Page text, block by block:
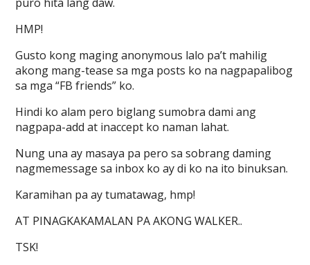
HMP!
Gusto kong maging anonymous lalo pa’t mahilig
akong mang-tease sa mga posts ko na nagpapalibog
sa mga “FB friends” ko.
Hindi ko alam pero biglang sumobra dami ang
nagpapa-add at inaccept ko naman lahat.
Nung una ay masaya pa pero sa sobrang daming
nagmemessage sa inbox ko ay di ko na ito binuksan.
Karamihan pa ay tumatawag, hmp!
AT PINAGKAKAMALAN PA AKONG WALKER..
TSK!